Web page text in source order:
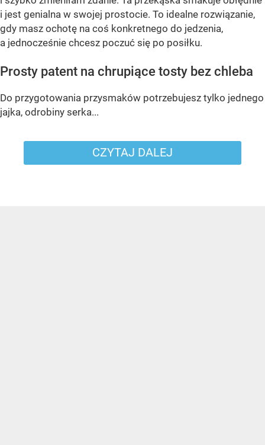
i jest genialna w swojej prostocie. To idealne rozwiązanie,
gdy masz ochotę na coś konkretnego do jedzenia,
a jednocześnie chcesz poczuć się po posiłku.
Prosty patent na chrupiące tosty bez chleba
Do przygotowania przysmaków potrzebujesz tylko jednego
jajka, odrobiny serka...
CZYTAJ DALEJ